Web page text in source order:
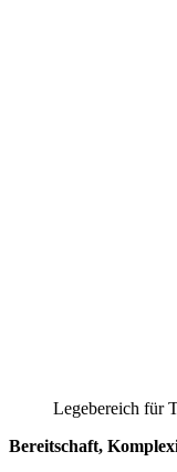
Legebereich für
Bereitschaft,